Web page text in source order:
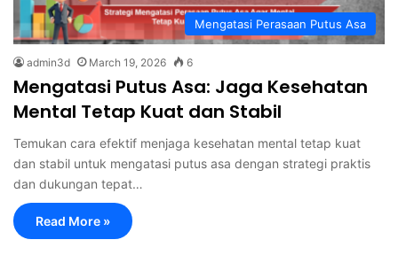
Mengatasi Perasaan Putus Asa
admin3d March 19, 2026 6
Mengatasi Putus Asa: Jaga Kesehatan
Mental Tetap Kuat dan Stabil
Temukan cara efektif menjaga kesehatan mental tetap kuat
dan stabil untuk mengatasi putus asa dengan strategi praktis
dan dukungan tepat…
Read More »